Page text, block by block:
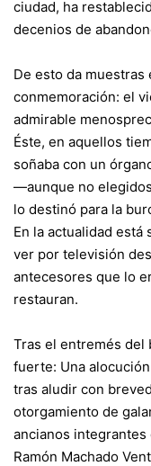
ciudad, ha
decenios de
De esto da
conmemoración: el
admirable
Éste, en aquellos
soñaba con un
—aunque no
lo destinó para la
En la actualidad
ver por televisión
antecesores que lo
restauran.
Tras el entremés
fuerte: Una
tras aludir con
otorgamiento de
ancianos integrantes
Ramón Machado